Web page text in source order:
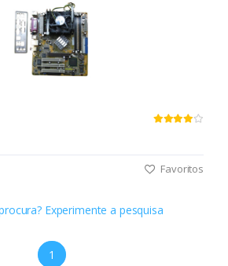
Favoritos
Experimente a pesquisa
1